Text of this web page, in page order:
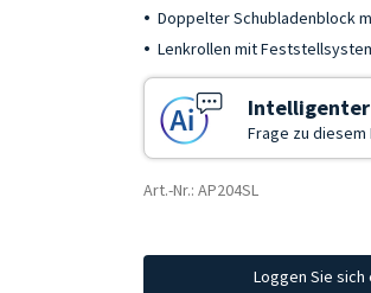
Doppelter Schubladenblock
Lenkrollen mit
Frage zu
Art.-Nr.: AP204SL
Loggen Sie